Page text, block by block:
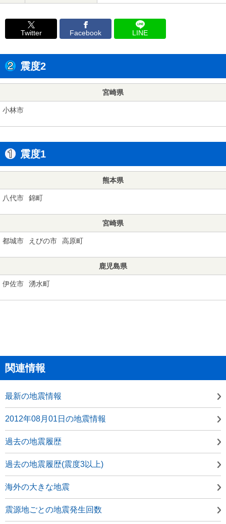
Twitter Facebook LINE
震度2
宮崎県
小林市
震度1
熊本県
八代市 錦町
宮崎県
都城市 えびの市 高原町
鹿児島県
伊佐市 湧水町
関連情報
最新の地震情報
2012年08月01日の地震情報
過去の地震履歴
過去の地震履歴(震度3以上)
海外の大きな地震
震源地ごとの地震発生回数